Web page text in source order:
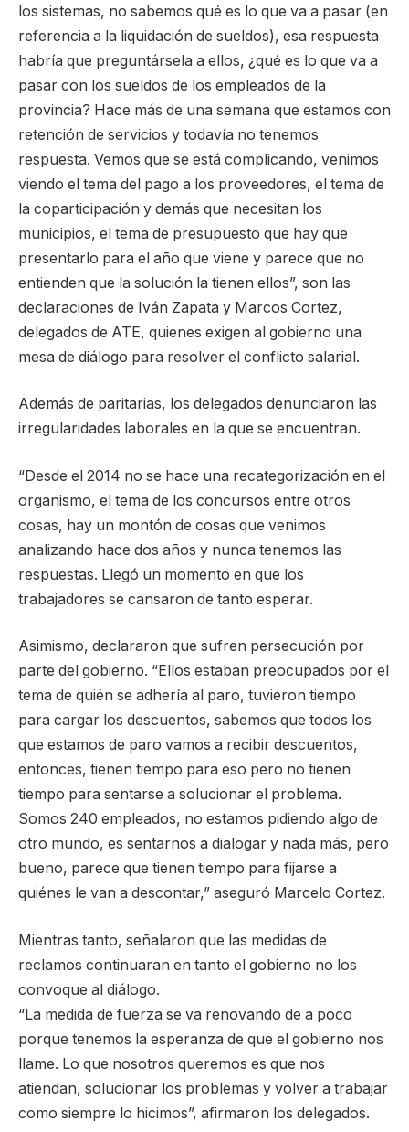
los sistemas, no sabemos qué es lo que va a pasar (en
referencia a la liquidación de sueldos), esa respuesta
habría que preguntársela a ellos, ¿qué es lo que va a
pasar con los sueldos de los empleados de la
provincia? Hace más de una semana que estamos con
retención de servicios y todavía no tenemos
respuesta. Vemos que se está complicando, venimos
viendo el tema del pago a los proveedores, el tema de
la coparticipación y demás que necesitan los
municipios, el tema de presupuesto que hay que
presentarlo para el año que viene y parece que no
entienden que la solución la tienen ellos”, son las
declaraciones de Iván Zapata y Marcos Cortez,
delegados de ATE, quienes exigen al gobierno una
mesa de diálogo para resolver el conflicto salarial.
Además de paritarias, los delegados denunciaron las
irregularidades laborales en la que se encuentran.
“Desde el 2014 no se hace una recategorización en el
organismo, el tema de los concursos entre otros
cosas, hay un montón de cosas que venimos
analizando hace dos años y nunca tenemos las
respuestas. Llegó un momento en que los
trabajadores se cansaron de tanto esperar.
Asimismo, declararon que sufren persecución por
parte del gobierno. “Ellos estaban preocupados por el
tema de quién se adhería al paro, tuvieron tiempo
para cargar los descuentos, sabemos que todos los
que estamos de paro vamos a recibir descuentos,
entonces, tienen tiempo para eso pero no tienen
tiempo para sentarse a solucionar el problema.
Somos 240 empleados, no estamos pidiendo algo de
otro mundo, es sentarnos a dialogar y nada más, pero
bueno, parece que tienen tiempo para fijarse a
quiénes le van a descontar,” aseguró Marcelo Cortez.
Mientras tanto, señalaron que las medidas de
reclamos continuaran en tanto el gobierno no los
convoque al diálogo.
“La medida de fuerza se va renovando de a poco
porque tenemos la esperanza de que el gobierno nos
llame. Lo que nosotros queremos es que nos
atiendan, solucionar los problemas y volver a trabajar
como siempre lo hicimos”, afirmaron los delegados.